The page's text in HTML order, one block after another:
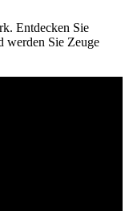
Entdecken Sie
werden Sie Zeuge